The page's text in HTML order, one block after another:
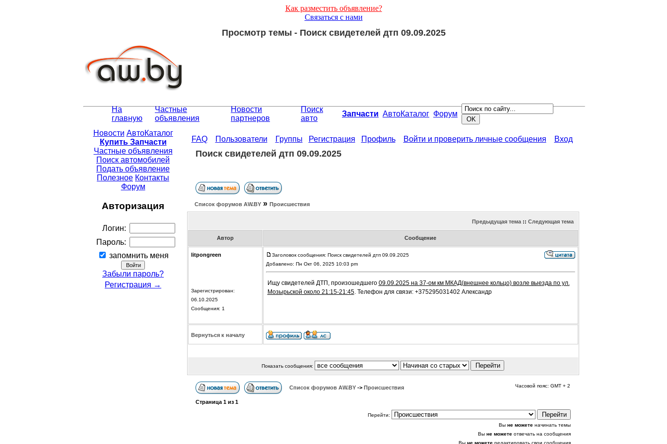
Как разместить объявление?
Связаться с нами
Просмотр темы - Поиск свидетелей дтп 09.09.2025
На
главную
Частные
объявления
Новости
партнеров
Поиск
авто
Запчасти АвтоКаталог Форум
Новости АвтоКаталог
Купить Запчасти
Частные объявления
Поиск автомобилей
Подать объявление
Полезное Контакты
Форум
Авторизация
Логин:
Пароль:
запомнить меня
Забыли пароль?
Регистрация →
FAQ Пользователи Группы Регистрация Профиль Войти и проверить личные сообщения Вход
Поиск свидетелей дтп 09.09.2025
Список форумов АW.BY» Происшествия
Предыдущая тема:: Следующая тема
Автор Сообщение
litpongreen
Зарегистрирован:
06.10.2025
Сообщения: 1
Заголовок сообщения: Поиск свидетелей дтп 09.09.2025
Добавлено: Пн Окт 06, 2025 10:03 pm
Ищу свидетелей ДТП, произошедшего 09.09.2025 на 37-ом км МКАД(внешнее кольцо) возле выезда по ул.
Мозырьской около 21:15-21:45. Телефон для связи: +375295031402 Александр
Вернуться к началу
Показать сообщения:
Список форумов АW.BY -> Происшествия Часовой пояс: GMT + 2
Страница 1 из 1
Перейти:
Вы не можете начинать темы
Вы не можете отвечать на сообщения
Вы не можете редактировать свои сообщения